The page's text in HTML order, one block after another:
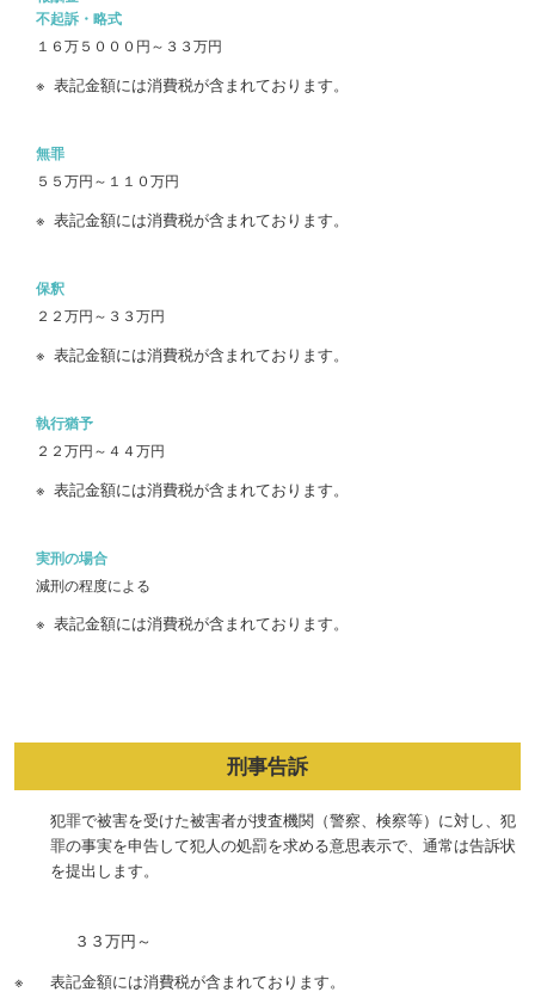
不起訴・略式
１６万５０００円～３３万円
表記金額には消費税が含まれております。
無罪
５５万円～１１０万円
表記金額には消費税が含まれております。
保釈
２２万円～３３万円
表記金額には消費税が含まれております。
執行猶予
２２万円～４４万円
表記金額には消費税が含まれております。
実刑の場合
減刑の程度による
表記金額には消費税が含まれております。
刑事告訴
犯罪で被害を受けた被害者が捜査機関（警察、検察等）に対し、犯
罪の事実を申告して犯人の処罰を求める意思表示で、通常は告訴状
を提出します。
３３万円～
表記金額には消費税が含まれております。